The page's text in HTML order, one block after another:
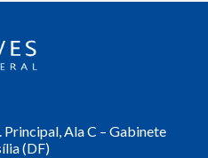
Principal, Ala C – Gabinete
(DF)